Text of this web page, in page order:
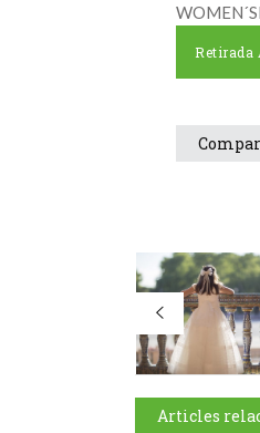
Retirada
Articles